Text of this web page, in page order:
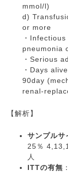
mmol/l)
d)
or more
・
pneumonia
・Serious
・Days
90day
renal-
【解析】
サンプルサ
25％
人
ITTの有無